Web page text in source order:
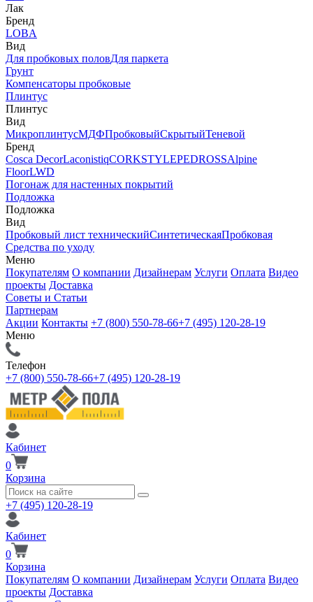
Лак
Бренд
LOBA
Вид
Для пробковых половДля паркета
Грунт
Компенсаторы пробковые
Плинтус
Плинтус
Вид
МикроплинтусМДФПробковыйСкрытыйТеневой
Бренд
Cosca DecorLaconistiqCORKSTYLEPEDROSSAlpine
FloorLWD
Погонаж для настенных покрытий
Подложка
Подложка
Вид
Пробковый лист техническийСинтетическаяПробковая
Средства по уходу
Меню
Покупателям О компании Дизайнерам Услуги Оплата Видео
проекты Доставка
Советы и Статьи
Партнерам
Акции Контакты +7 (800) 550-78-66+7 (495) 120-28-19
Меню
Телефон
+7 (800) 550-78-66+7 (495) 120-28-19
Кабинет
0
Корзина
+7 (495) 120-28-19
Кабинет
0
Корзина
Покупателям О компании Дизайнерам Услуги Оплата Видео
проекты Доставка